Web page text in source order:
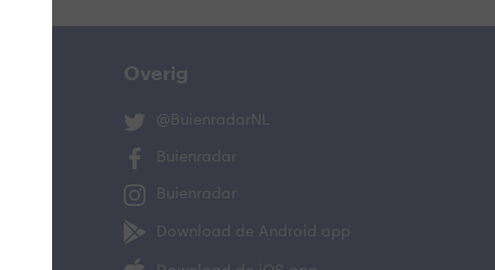
Overig
@BuienradarNL
Buienradar
Buienradar
Download de Android app